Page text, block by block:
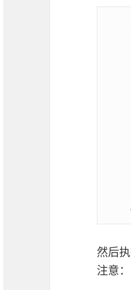
然后
注意：